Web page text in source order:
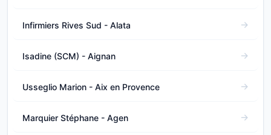
Infirmiers Rives Sud - Alata
Isadine (SCM) - Aignan
Usseglio Marion - Aix en Provence
Marquier Stéphane - Agen